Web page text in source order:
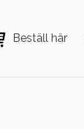
Beställ här